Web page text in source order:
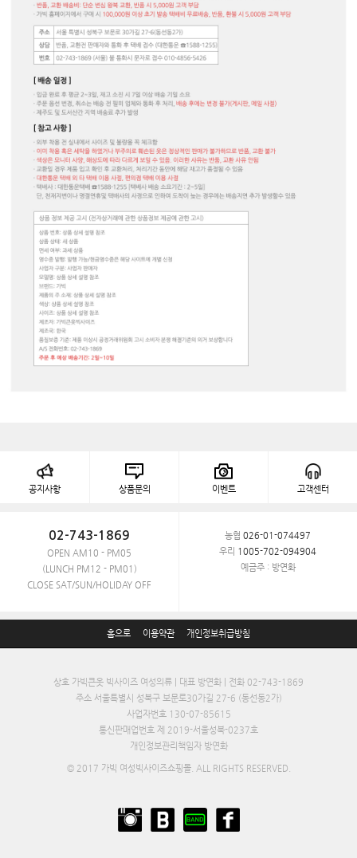
공지사항 상품문의 이벤트 고객센터
02-743-1869
OPEN AM10 - PM05
(LUNCH PM12 - PM01)
CLOSE SAT/SUN/HOLIDAY OFF
농협 026-01-074497
우리 1005-702-094904
예금주 : 방연화
홈으로 이용약관 개인정보취급방침
상호 가빅큰옷 빅사이즈 여성의류 | 대표 방연화 | 전화 02-743-1869
주소 서울특별시 성북구 보문로30가길 27-6 (동선동2가)
사업자번호 130-07-85615
통신판매업번호 제 2019-서울성북-0237호
개인정보관리책임자 방연화
© 2017 가빅 여성빅사이즈쇼핑몰. ALL RIGHTS RESERVED.